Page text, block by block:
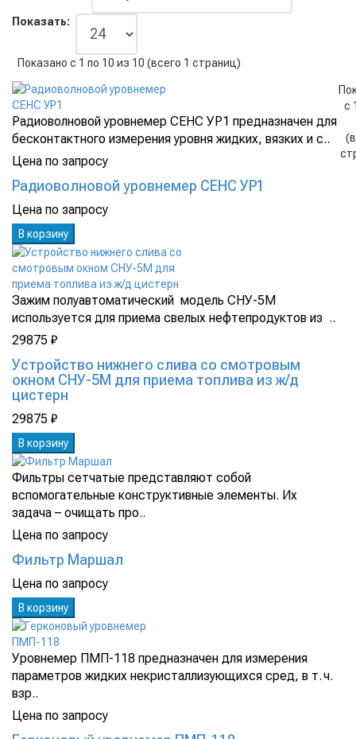
Показать:
Показано с 1 по 10 из 10 (всего 1 страниц)
Радиоволновой уровнемер СЕНС УР1 предназначен для
бесконтактного измерения уровня жидких, вязких и с..
Цена по запросу
Радиоволновой уровнемер СЕНС УР1
Цена по запросу
В корзину
Зажим полуавтоматический модель СНУ-5М
используется для приема свелых нефтепродуктов из ..
29875 ₽
Устройство нижнего слива со смотровым
окном СНУ-5М для приема топлива из ж/д
цистерн
29875 ₽
В корзину
Фильтры сетчатые представляют собой
вспомогательные конструктивные элементы. Их
задача – очищать про..
Цена по запросу
Фильтр Маршал
Цена по запросу
В корзину
Уровнемер ПМП-118 предназначен для измерения
параметров жидких некристаллизующихся сред, в т. ч.
взр..
Цена по запросу
с